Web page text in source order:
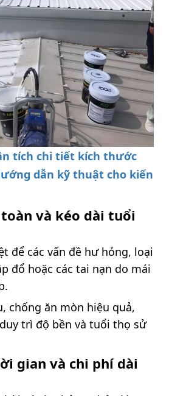
tích chi tiết kích thước
dẫn kỹ thuật cho kiến
và kéo dài tuổi
để các vấn đề hư hỏng, loại
đổ hoặc các tai nạn do mái
chống ăn mòn hiệu quả,
trì độ bền và tuổi thọ sử
gian và chi phí dài